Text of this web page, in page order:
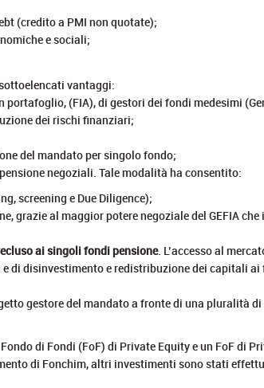
(credito a PMI non quotate);
e sociali;
vantaggi:
(FIA), di gestori dei fondi medesimi
dei rischi finanziari;
del mandato per singolo fondo;
negoziali. Tale modalità ha consentito:
screening e Due Diligence);
grazie al maggior potere negoziale del GEFIA che
ai singoli fondi pensione. L’accesso al
di disinvestimento e redistribuzione dei capitali ai
gestore del mandato a fronte di una pluralità di
di Fondi (FoF) di Private Equity e un FoF di
di Fonchim, altri investimenti sono stati